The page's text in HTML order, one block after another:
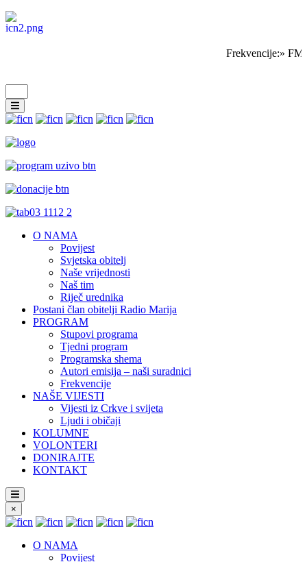
Frekvencije:»
O NAMA
Povijest
Svjetska obitelj
Naše vrijednosti
Naš tim
Riječ urednika
Postani član obitelji Radio Marija
PROGRAM
Stupovi programa
Tjedni program
Programska shema
Autori emisija – naši suradnici
Frekvencije
NAŠE VIJESTI
Vijesti iz Crkve i svijeta
Ljudi i običaji
KOLUMNE
VOLONTERI
DONIRAJTE
KONTAKT
×
O NAMA
Povijest